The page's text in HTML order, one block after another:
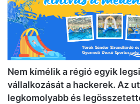
Nem kímélik a régió egyik
vállalkozását a hackerek. Az
legkomolyabb és